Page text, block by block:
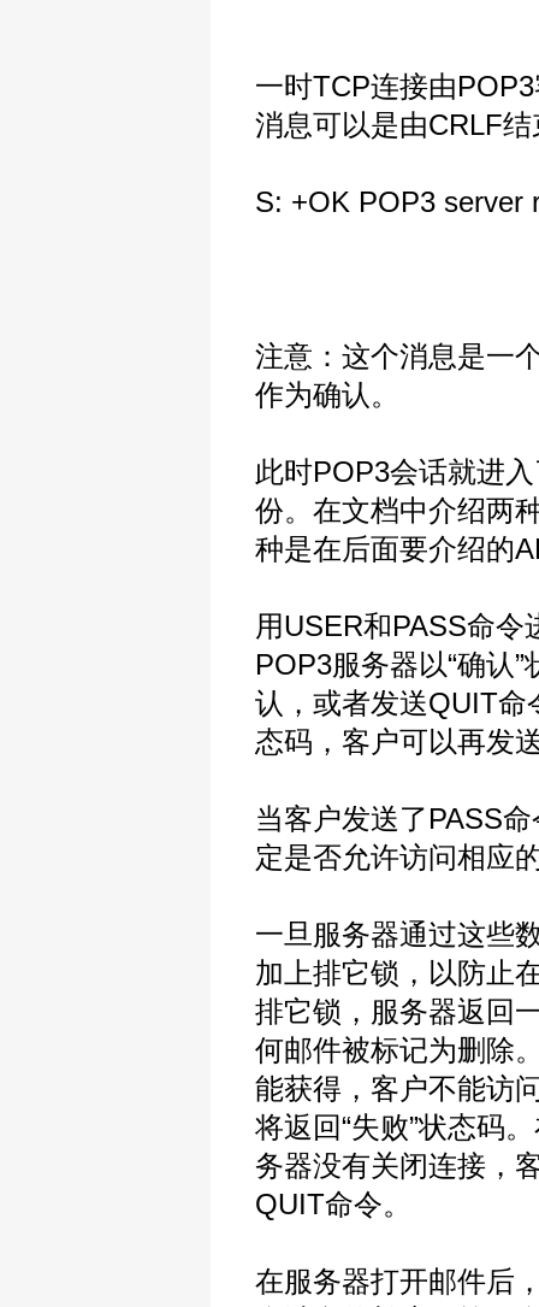
一时TCP连接由
消息可以是由CRLF
S: +OK POP3 server
注意：这个消息是一
作为确认。
此时POP3会话就进
份。在文档中介绍两
种是在后面要介绍的
用USER和PASS命
POP3服务器以“确认
认，或者发送QUIT命
态码，客户可以再发
当客户发送了PASS
定是否允许访问相应
一旦服务器通过这些
加上排它锁，以防止
排它锁，服务器返回
何邮件被标记为删除
能获得，客户不能访
将返回“失败”状态码
务器没有关闭连接，
QUIT命令。
在服务器打开邮件后